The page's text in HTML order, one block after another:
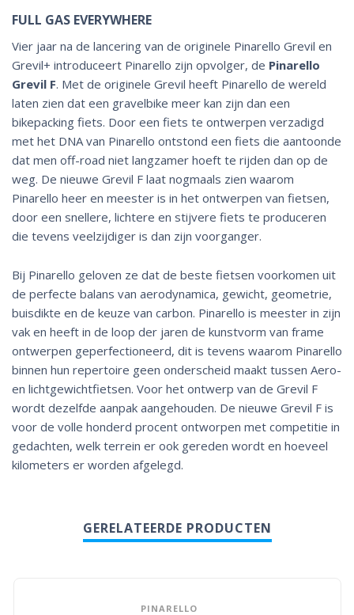
FULL GAS EVERYWHERE
Vier jaar na de lancering van de originele Pinarello Grevil en
Grevil+ introduceert Pinarello zijn opvolger, de Pinarello
Grevil F. Met de originele Grevil heeft Pinarello de wereld
laten zien dat een gravelbike meer kan zijn dan een
bikepacking fiets. Door een fiets te ontwerpen verzadigd
met het DNA van Pinarello ontstond een fiets die aantoonde
dat men off-road niet langzamer hoeft te rijden dan op de
weg. De nieuwe Grevil F laat nogmaals zien waarom
Pinarello heer en meester is in het ontwerpen van fietsen,
door een snellere, lichtere en stijvere fiets te produceren
die tevens veelzijdiger is dan zijn voorganger.
Bij Pinarello geloven ze dat de beste fietsen voorkomen uit
de perfecte balans van aerodynamica, gewicht, geometrie,
buisdikte en de keuze van carbon. Pinarello is meester in zijn
vak en heeft in de loop der jaren de kunstvorm van frame
ontwerpen geperfectioneerd, dit is tevens waarom Pinarello
binnen hun repertoire geen onderscheid maakt tussen Aero-
en lichtgewichtfietsen. Voor het ontwerp van de Grevil F
wordt dezelfde aanpak aangehouden. De nieuwe Grevil F is
voor de volle honderd procent ontworpen met competitie in
gedachten, welk terrein er ook gereden wordt en hoeveel
kilometers er worden afgelegd.
GERELATEERDE PRODUCTEN
PINARELLO